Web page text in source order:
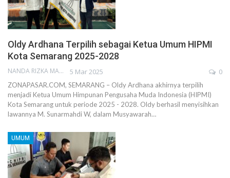
Oldy Ardhana Terpilih sebagai Ketua Umum HIPMI
Kota Semarang 2025-2028
NANDA RIZKA MAHENDRA 5 Mar 2025 0
ZONAPASAR.COM, SEMARANG – Oldy Ardhana akhirnya terpilih
menjadi Ketua Umum Himpunan Pengusaha Muda Indonesia (HIPMI)
Kota Semarang untuk periode 2025 - 2028. Oldy berhasil menyisihkan
lawannya M. Sunarmahdi W, dalam Musyawarah…
UMUM